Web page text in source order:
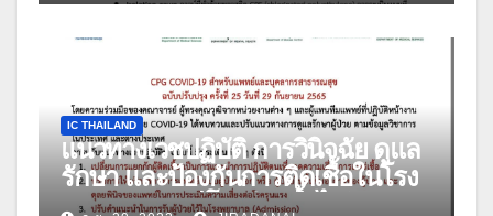
IC THAILAND
แนวทางเวชปฏิบัติ การวินิจฉัย ดูแล
รักษา และป้องกันการติดเชื้อในโรง
พยาบาล กรณีโรคติดเชื้อไวรัส